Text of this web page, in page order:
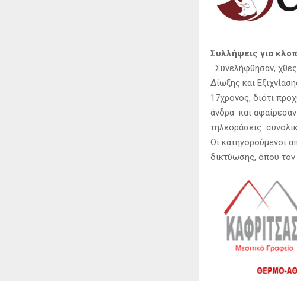
Συλλήψεις για
Συνελήφθησαν,
Δίωξης και
17χρονος, διότι
άνδρα και
τηλεοράσεις
Οι κατηγορούμενοι
δικτύωσης, όπου τον